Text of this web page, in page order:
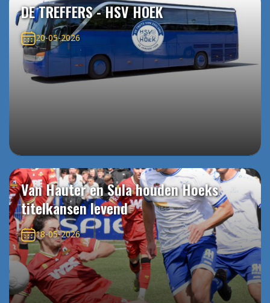
DE TREFFERS - HSV HOEK
20-05-2026
Van Hauter en Sula houden Hoeks
titelkansen levend
18-05-2026